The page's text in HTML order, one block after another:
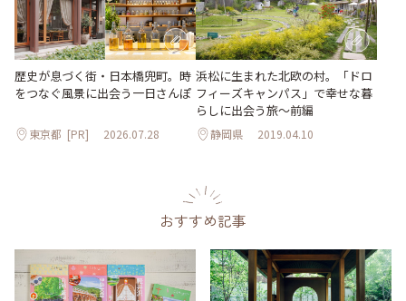
歴史が息づく街・日本橋兜町。時
をつなぐ風景に出会う一日さんぽ
東京都 [PR] 2026.07.28
浜松に生まれた北欧の村。「ドロ
フィーズキャンパス」で幸せな暮
らしに出会う旅～前編
静岡県 2019.04.10
おすすめ記事